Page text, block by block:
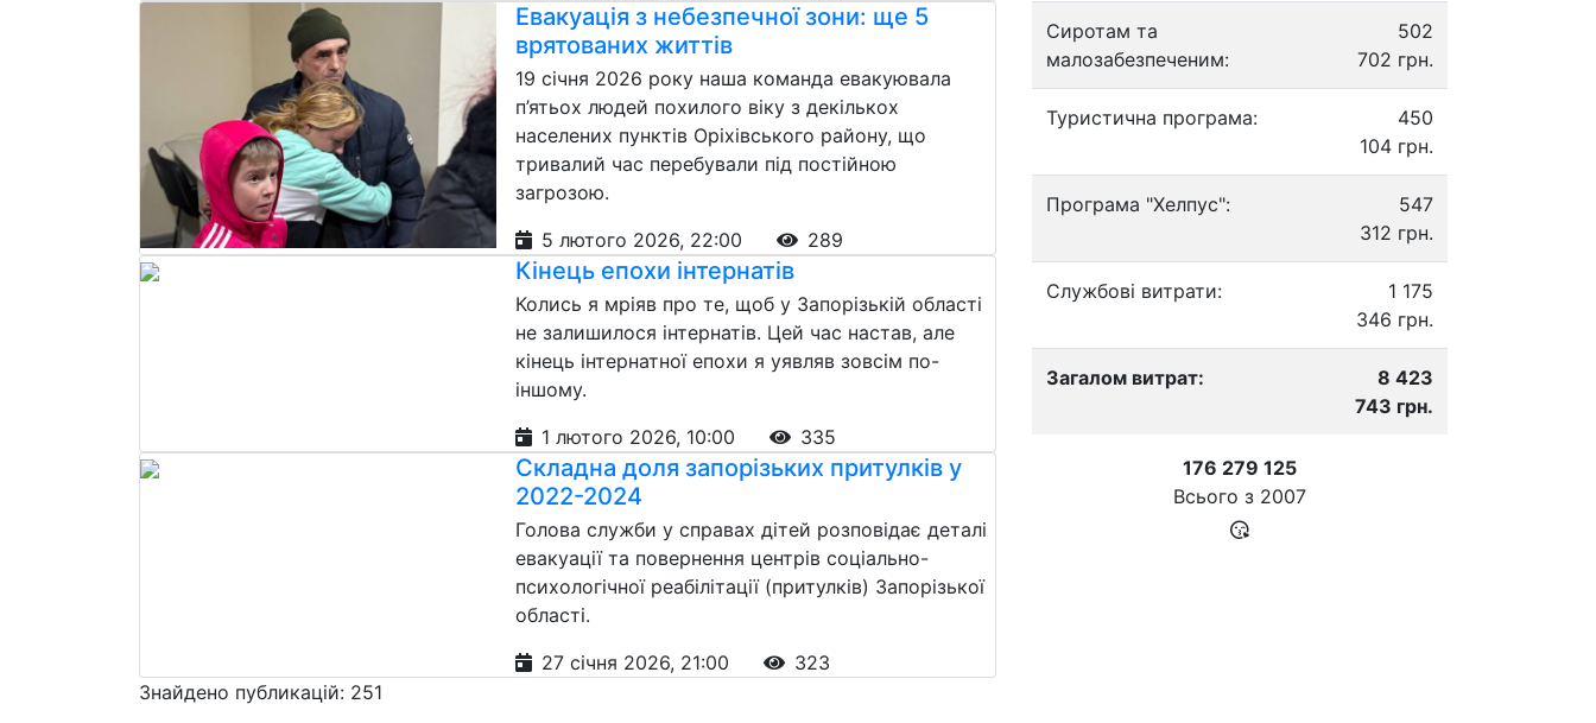
Евакуація з небезпечної зони: ще 5
врятованих життів
19 січня 2026 року наша команда евакуювала
п’ятьох людей похилого віку з декількох
населених пунктів Оріхівського району, що
тривалий час перебували під постійною
загрозою.
5 лютого 2026, 22:00
289
Кінець епохи інтернатів
Колись я мріяв про те, щоб у Запорізькій області
не залишилося інтернатів. Цей час настав, але
кінець інтернатної епохи я уявляв зовсім по-
іншому.
1 лютого 2026, 10:00
335
Складна доля запорізьких притулків у
2022-2024
Голова служби у справах дітей розповідає деталі
евакуації та повернення центрів соціально-
психологічної реабілітації (притулків) Запорізької
області.
27 січня 2026, 21:00
323
Знайдено публикацій: 251
Сиротам та
малозабезпеченим:
502
702 грн.
Туристична програма:
450
104 грн.
Програма "Хелпус":
547
312 грн.
Службові витрати:
1 175
346 грн.
Загалом витрат:
8 423
743 грн.
176 279 125
Всього з 2007